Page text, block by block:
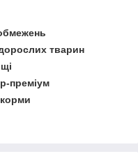
тварин
преміум